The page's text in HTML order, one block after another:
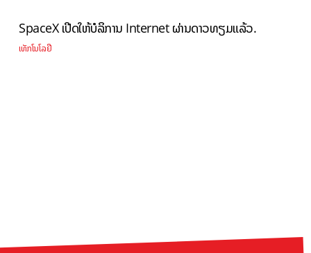
SpaceX ເປີດໃຫ້ບໍລິການ Internet ຜ່ານດາວທຽມແລ້ວ.
ເທັກໂນໂລຢີ